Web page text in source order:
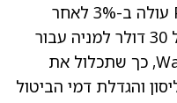
) עולה ב-3% לאחר
שעידכנה את ההצעה במזומן של 30 דולר למניה עבור
, כך שתכלול את
והגדלת דמי הביטול